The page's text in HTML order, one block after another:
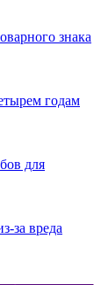
знака
годам
для
за вреда